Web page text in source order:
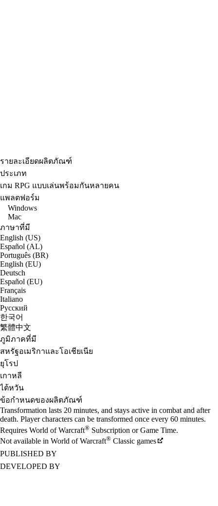
รายละเอียดผลิตภัณฑ์
ประเภท
เกม RPG แบบเล่นพร้อมกันหลายคน
แพลตฟอร์ม
Windows
Mac
ภาษาที่มี
English (US)
Español (AL)
Português (BR)
English (EU)
Deutsch
Español (EU)
Français
Italiano
Русский
한국어
繁體中文
ภูมิภาคที่มี
สหรัฐอเมริกาและโอเชียเนีย
ยุโรป
เกาหลี
ไต้หวัน
ข้อกำหนดของผลิตภัณฑ์
Transformation lasts 20 minutes, and stays active in combat and after
death. Player characters can be transformed once every 60 minutes.
Requires World of Warcraft® Subscription or Game Time.
Not available in World of Warcraft® Classic games
PUBLISHED BY
DEVELOPED BY